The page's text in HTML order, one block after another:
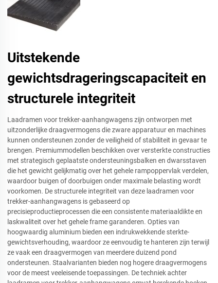
Uitstekende
gewichtsdrageringscapaciteit en
structurele integriteit
Laadramen voor trekker-aanhangwagens zijn ontworpen met
uitzonderlijke draagvermogens die zware apparatuur en machines
kunnen ondersteunen zonder de veiligheid of stabiliteit in gevaar te
brengen. Premiummodellen beschikken over versterkte constructies
met strategisch geplaatste ondersteuningsbalken en dwarsstaven
die het gewicht gelijkmatig over het gehele rampoppervlak verdelen,
waardoor buigen of doorbuigen onder maximale belasting wordt
voorkomen. De structurele integriteit van deze laadramen voor
trekker-aanhangwagens is gebaseerd op
precisieproductieprocessen die een consistente materiaaldikte en
laskwaliteit over het gehele frame garanderen. Opties van
hoogwaardig aluminium bieden een indrukwekkende sterkte-
gewichtsverhouding, waardoor ze eenvoudig te hanteren zijn terwijl
ze vaak een draagvermogen van meerdere duizend pond
ondersteunen. Staalvarianten bieden nog hogere draagvermogens
voor de meest veeleisende toepassingen. De techniek achter